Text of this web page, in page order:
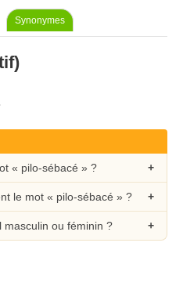
Synonymes
« pilo-sébacé » ?
le mot « pilo-sébacé » ?
masculin ou féminin ?